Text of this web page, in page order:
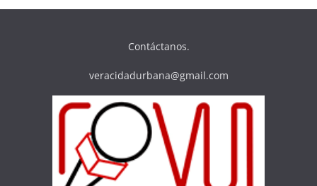
Contáctanos.
veracidadurbana@gmail.com